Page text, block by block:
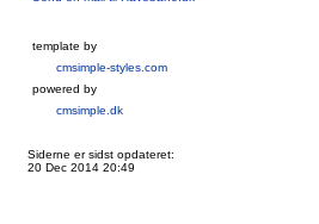
template by
cmsimple-styles.com
powered by
cmsimple.dk
Siderne er sidst opdateret:
20 Dec 2014 20:49